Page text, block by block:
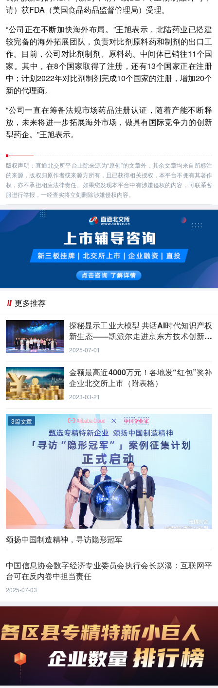
请）获FDA（美国食品药品监督管理局）受理。
“公司正在不断加快海外布局。”王旭表示，北陆药业已搭建
较完备的海外拓展团队，负责对比剂原料药和制剂的出口工
作。目前，公司对比剂制剂、原料药、中间体已销往11个国
家。其中，在8个国家取得了注册，还有13个国家正在注册
中；计划2022年对比剂制剂完成10个国家的注册，增加20个
新的代理商。
“公司一直在筹备法规市场药品注册认证，随着产能不断释
放，未来将进一步拓展海外市场，做具有国际竞争力的创新
型药企。”王旭表示。
版权声明：直通北交所平台上除来源为“原创”的文章外，其余文章均来自所标注
的来源，版权归原作者或来源方所有，且已获得相关授权，本平台不拥有其著作
权，亦不承担相应法律责任。如果您发现本平台中有涉嫌侵权的内容，可联系客
服进行举报，一经查实将立刻删除涉嫌侵权内容。
更多推荐
探秘显示工业大模型 共话AI时代知识产权
新生态——凯派尔走进京东方技术创新中
心
2025-07-01
金额最高近4000万元！各地发“红包”奖补
企业北交所上市（附表格）
2023-03-21
3篇文章
颂扬中国制造精神，寻访隐形冠军
中国信息协会数字经济专业委员会执行会长赵溪：互联网平
台可在反内卷中担当责任
2025-07-03